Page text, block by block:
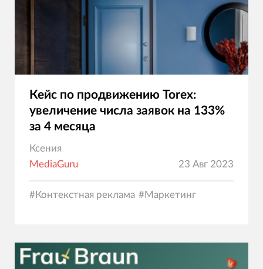
Кейс по продвижению Torex:
увеличение числа заявок на 133%
за 4 месяца
Ксения
MediaGuru
23 Авг 2023
#Контекстная реклама #Маркетинг